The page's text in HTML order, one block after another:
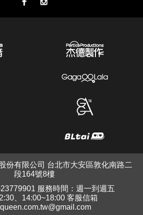
份有限公司 台北市大安區敦化南路二
段164號8樓
服務時間：週一到週五
、14:00~18:00 客服信箱